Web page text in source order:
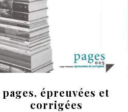
pages, épreuvées et
corrigées